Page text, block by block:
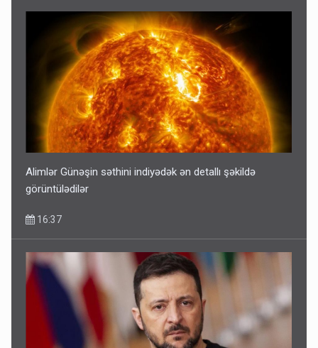
Alimlər Günəşin səthini indiyədək ən detallı şəkildə
görüntülədilər
16:37